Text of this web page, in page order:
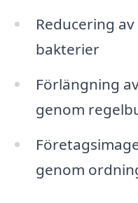
Reducering
bakterier
Förlängning
genom
genom